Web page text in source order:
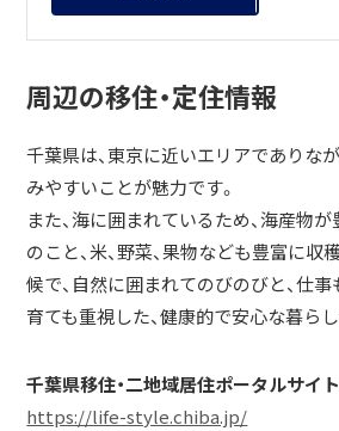
周辺の移住・定住情報
千葉県は、東京に近いエリアでありな
みやすいことが魅力です。
また、海に囲まれているため、海産物
のこと、米、野菜、果物なども豊富に収
候で、自然に囲まれてのびのびと、仕
育ても重視した、健康的で安心な暮ら
千葉県移住・二地域居住ポータルサイト
https://life-style.chiba.jp/